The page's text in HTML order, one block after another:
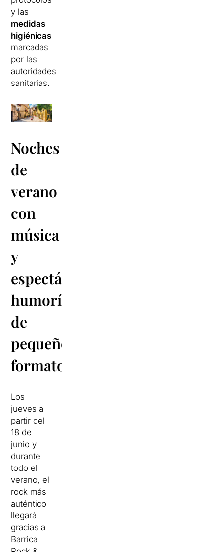
y las
medidas
higiénicas
marcadas
por las
autoridades
sanitarias.
Noches
de
verano
con
música
y
espectáculos
humorísticos
de
pequeño
formato
Los
jueves a
partir del
18 de
junio y
durante
todo el
verano, el
rock más
auténtico
llegará
gracias a
Barrica